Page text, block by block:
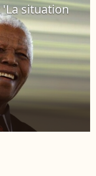
situation